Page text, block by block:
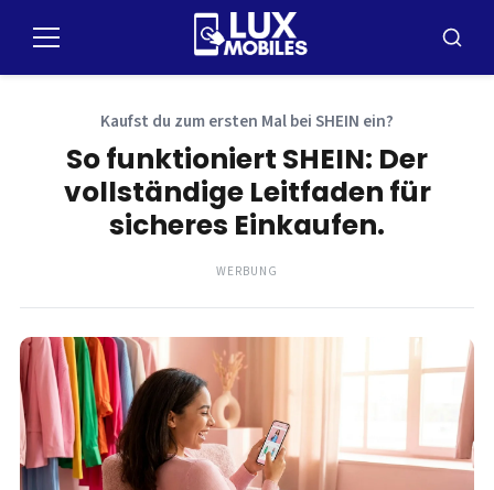
InhaltSpeisekarte Suche
Kaufst du zum ersten Mal bei SHEIN ein?
So funktioniert SHEIN: Der
vollständige Leitfaden für
sicheres Einkaufen.
WERBUNG